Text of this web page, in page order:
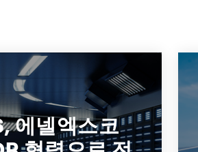
에넬엑스코
엑스코리아와 DR 협
요관리 최적화
제도) 참여를 통해 에너지